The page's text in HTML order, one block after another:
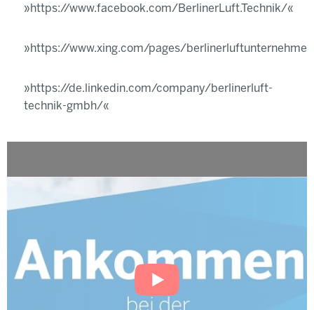
https://www.facebook.com/BerlinerLuft.Technik/
https://www.xing.com/pages/
https://de.linkedin.com/company/berlinerluft-
technik-gmbh/